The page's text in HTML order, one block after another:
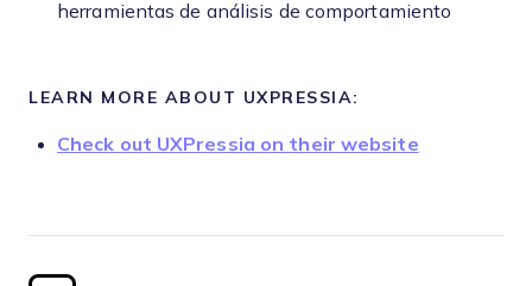
herramientas de análisis de comportamiento
LEARN MORE ABOUT UXPRESSIA:
Check out UXPressia on their website